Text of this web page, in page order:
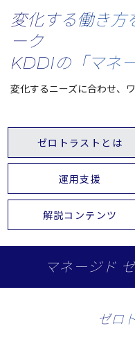
変化する働き方
ーク
KDDIの「マネ
変化するニーズに合わせ、
ゼロトラストとは
運用支援
解説コンテンツ
マネージド
ゼロ